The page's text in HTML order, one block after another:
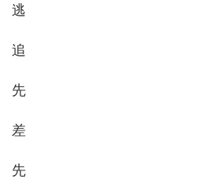
逃
追
先
差
先